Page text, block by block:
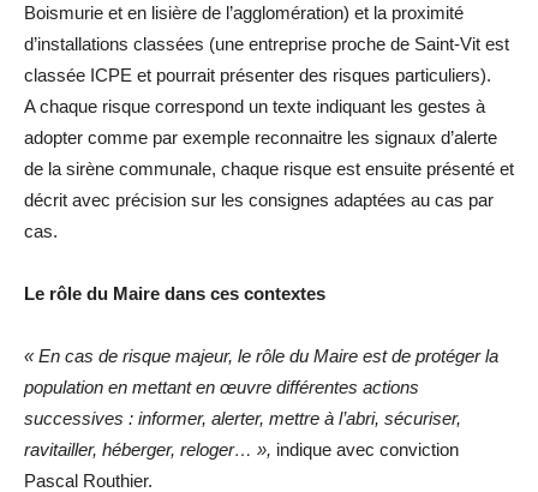
Boismurie et en lisière de l’agglomération) et la proximité
d’installations classées (une entreprise proche de Saint-Vit est
classée ICPE et pourrait présenter des risques particuliers).
A chaque risque correspond un texte indiquant les gestes à
adopter comme par exemple reconnaitre les signaux d’alerte
de la sirène communale, chaque risque est ensuite présenté et
décrit avec précision sur les consignes adaptées au cas par
cas.
Le rôle du Maire dans ces contextes
« En cas de risque majeur, le rôle du Maire est de protéger la
population en mettant en œuvre différentes actions
successives : informer, alerter, mettre à l’abri, sécuriser,
ravitailler, héberger, reloger… », indique avec conviction
Pascal Routhier.